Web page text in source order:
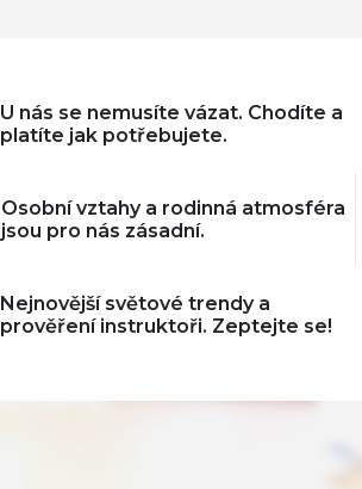
U nás se nemusíte vázat. Chodíte a
platíte jak potřebujete.
Osobní vztahy a rodinná atmosféra
jsou pro nás zásadní.
Nejnovější světové trendy a
prověření instruktoři. Zeptejte se!